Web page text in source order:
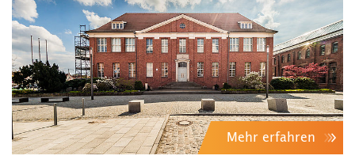
Mehr erfahren